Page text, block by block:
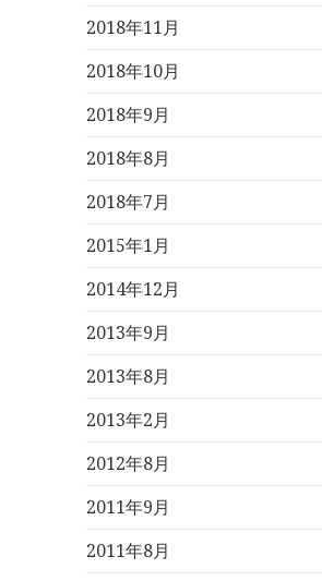
2018年11月
2018年10月
2018年9月
2018年8月
2018年7月
2015年1月
2014年12月
2013年9月
2013年8月
2013年2月
2012年8月
2011年9月
2011年8月